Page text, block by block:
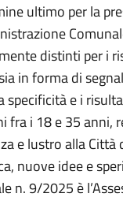
ultimo per la
distinti per i
in forma di
e i
i 18 e 35 anni,
e lustro alla Città
nuove idee e
n. 9/2025 è